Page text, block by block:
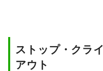
ストップ・クラ
アウト